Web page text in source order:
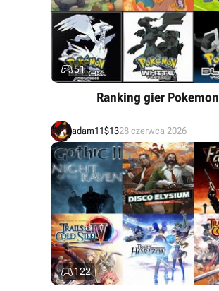
51
Ranking gier Pokemon
adam11$1328 czerwca 2026
122